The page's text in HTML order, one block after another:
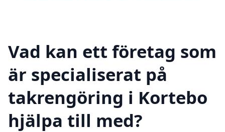
Vad kan ett företag som
är specialiserat på
takrengöring i Kortebo
hjälpa till med?